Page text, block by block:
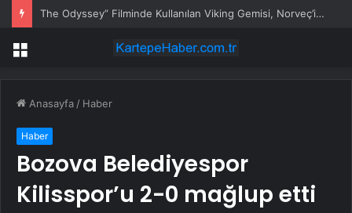
The Odyssey” Filminde Kullanılan Viking Gemisi, Norveç’in Başkenti Oslo’da Ziyarete Açıldı
Menü
Anasayfa / Haber
Haber
Bozova Belediyespor
Kilisspor’u 2-0 mağlup etti